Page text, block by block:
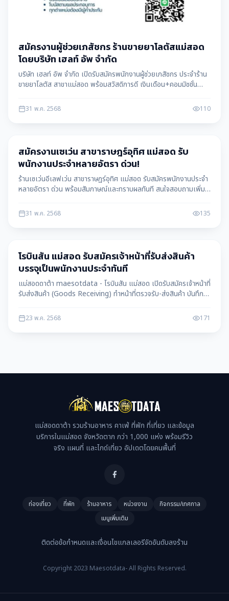
สมัครงานผู้ช่วยเภสัชกร ร้านขายยาโลตัสแม่สอด
โดยบริษัท เฮลท์ อัพ จำกัด
บริษัท เฮลท์ อัพ จำกัด เปิดรับสมัครพนักงานผู้ช่วยเภสัชกร ประจำร้าน
ขายยาโลตัส สาขาแม่สอด พร้อมสวัสดิการดี เงินเดือน+คอมมิชชั่น
31 พ.ค. 2568 110
หางาน
สมัครงานเซเว่น สาขาราษฎร์อุทิศ แม่สอด รับ
พนักงานประจำหลายอัตรา ด่วน!
ร้านเซเว่นอีเลฟเว่น สาขาราษฎร์อุทิศ แม่สอด รับสมัครพนักงานประจำ
หลายอัตรา ด่วน พร้อมสัมภาษณ์และทราบผลทันที สนใจสอบถามเพิ่ม
31 พ.ค. 2568 135
หางาน
โรบินสัน แม่สอด รับสมัครเจ้าหน้าที่รับส่งสินค้า
บรรจุเป็นพนักงานประจำทันที
แม่สอดดาต้า maesotdata - โรบินสัน แม่สอด เปิดรับสมัครเจ้าหน้าที่
รับส่งสินค้า (Goods Receiving) ทำหน้าที่ตรวจรับ-ส่งสินค้า บันทึก
ทันที พร้อมสวัสดิการดีเยี่ยม
23 พ.ค. 2568 171
แม่สอดดาต้า รวมร้านอาหาร คาเฟ่ ที่พัก ที่เที่ยว และข้อมูล
บริการในแม่สอด จังหวัดตาก กว่า 1,000 แห่ง พร้อมรีวิว
จริง แผนที่ และไกด์เที่ยว อัปเดตโดยคนพื้นที่
ท่องเที่ยว ที่พัก ร้านอาหาร หน่วยงาน
กิจกรรม/เทศกาล
เมนูเพิ่มเติม
ติดต่อข้อกำหนดและเงื่อนไขแกลเลอรีจัดอันดับลงร้าน
Copyright 2023 Maesotdata- All Rights Reserved.